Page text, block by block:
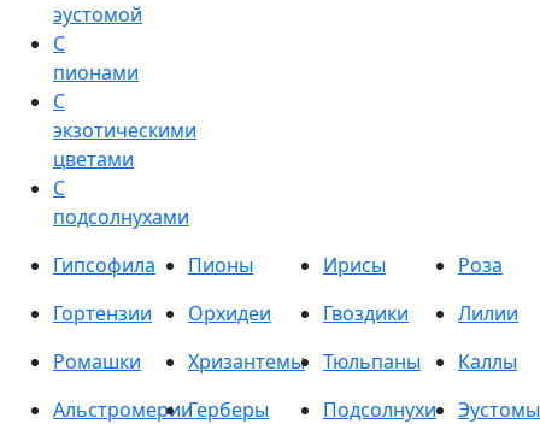
эустомой
С
пионами
С
экзотическими
цветами
С
подсолнухами
Гипсофила Пионы Ирисы
Роза
Гортензии
Орхидеи Гвоздики
Лилии
Ромашки
Хризантемы Тюльпаны
Каллы
АльстромерииГерберы Подсолнухи
Эустомы